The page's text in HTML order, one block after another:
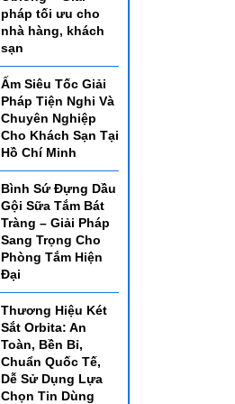
pháp tối ưu cho
nhà hàng, khách
sạn
Ấm Siêu Tốc Giải
Pháp Tiện Nghi Và
Chuyên Nghiệp
Cho Khách Sạn Tại
Hồ Chí Minh
Bình Sứ Đựng Dầu
Gội Sữa Tắm Bát
Tràng – Giải Pháp
Sang Trọng Cho
Phòng Tắm Hiện
Đại
Thương Hiệu Két
Sắt Orbita: An
Toàn, Bền Bỉ,
Chuẩn Quốc Tế,
Dễ Sử Dụng Lựa
Chọn Tin Dùng